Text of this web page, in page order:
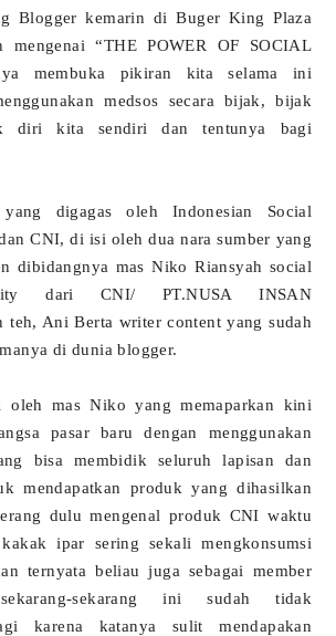
Blogger kemarin di Buger King Plaza
mengenai “THE POWER OF SOCIAL
membuka pikiran kita selama ini
medsos secara bijak, bijak
diri kita sendiri dan tentunya bagi
digagas oleh Indonesian Social
CNI, di isi oleh dua nara sumber yang
dibidangnya mas Niko Riansyah social
dari CNI/ PT.NUSA INSAN
teh, Ani Berta writer content yang sudah
di dunia blogger.
oleh mas Niko yang memaparkan kini
pasar baru dengan menggunakan
bisa membidik seluruh lapisan dan
mendapatkan produk yang dihasilkan
dulu mengenal produk CNI waktu
ipar sering sekali mengkonsumsi
ternyata beliau juga sebagai member
sekarang ini sudah tidak
karena katanya sulit mendapakan